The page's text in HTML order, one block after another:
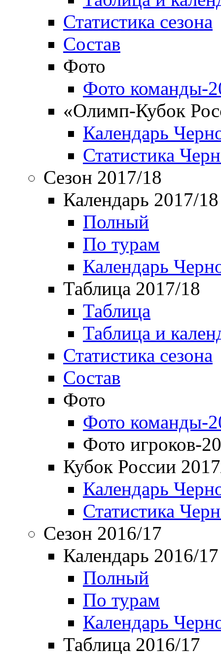
Статистика сезона
Состав
Фото
Фото команды-
«Олимп-Кубок
Календарь
Статистика
Сезон 2017/18
Календарь 2017/18
Полный
По турам
Календарь
Таблица 2017/18
Таблица
Таблица и
Статистика сезона
Состав
Фото
Фото команды-
Фото игроков-
Кубок России
Календарь
Статистика
Сезон 2016/17
Календарь 2016/17
Полный
По турам
Календарь
Таблица 2016/17